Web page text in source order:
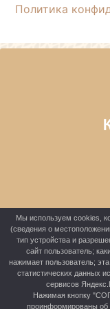
Политика
МБУК
Мы используем cookies,
(сведения о
тип устройства и
сайт пользователь;
нажимает пользователь;
статистических данных
сервисов
Нажимая кнопку
проинформированы об